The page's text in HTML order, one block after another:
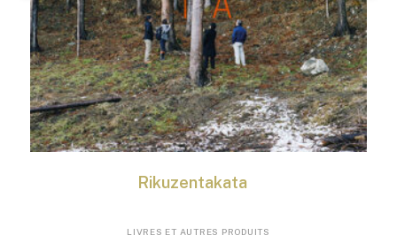
Rikuzentakata
LIVRES ET AUTRES PRODUITS